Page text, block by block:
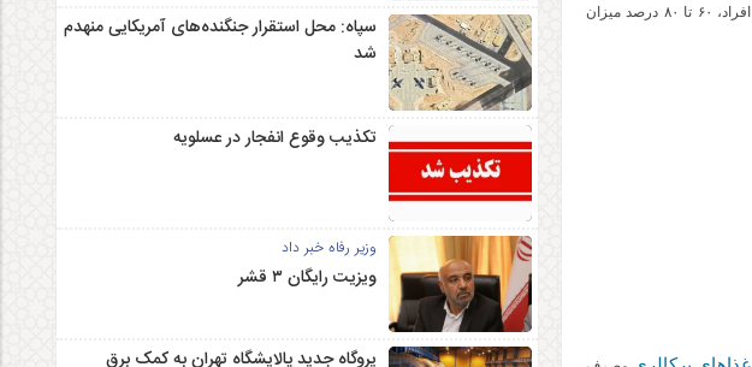
حالت استراحت در بیشتر افراد، ۶۰ تا ۸۰ درصد میزان
سپاه: محل استقرار جنگنده‌های آمریکایی منهدم
شد
تکذیب وقوع انفجار در عسلویه
وزیر رفاه خبر داد
ویزیت رایگان ۳ قشر
یروگاه جدید پالایشگاه تهران به کمک برق